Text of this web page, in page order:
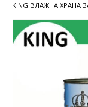
KING ВЛАЖНА ХРАНА